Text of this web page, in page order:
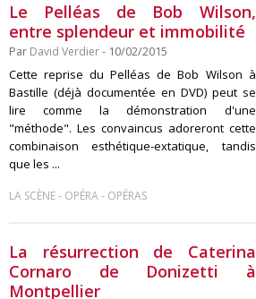
Le Pelléas de Bob Wilson,
entre splendeur et immobilité
Par David Verdier- 10/02/2015
Cette reprise du Pelléas de Bob Wilson à
Bastille (déjà documentée en DVD) peut se
lire comme la démonstration d'une
"méthode". Les convaincus adoreront cette
combinaison esthétique-extatique, tandis
que les ...
LA SCÈNE- OPÉRA- OPÉRAS
La résurrection de Caterina
Cornaro de Donizetti à
Montpellier